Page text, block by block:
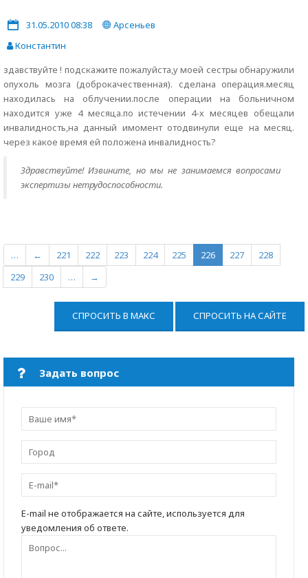
31.05.2010 08:38
Арсеньев
Константин
здавствуйте ! подскажите пожалуйста,у моей сестры обнаружили
опухоль мозга (доброкачественная). сделана операция.месяц
находилась на облучении.после операции на больничном
находится уже 4 месяца.по истечении 4-х месяцев обещали
инвалидность,на данный имомент отодвинули еще на месяц.
через какое время ей положена инвалидность?
Здравствуйте! Извините, но мы не занимаемся вопросами
экспертизы нетрудоспособности.
… ← 221 222 223 224 225 226 227
228
229
230 … →
СПРОСИТЬ В МАКС СПРОСИТЬ НА САЙТЕ
Задать вопрос
E-mail не отображается на сайте, используется для
уведомления об ответе.